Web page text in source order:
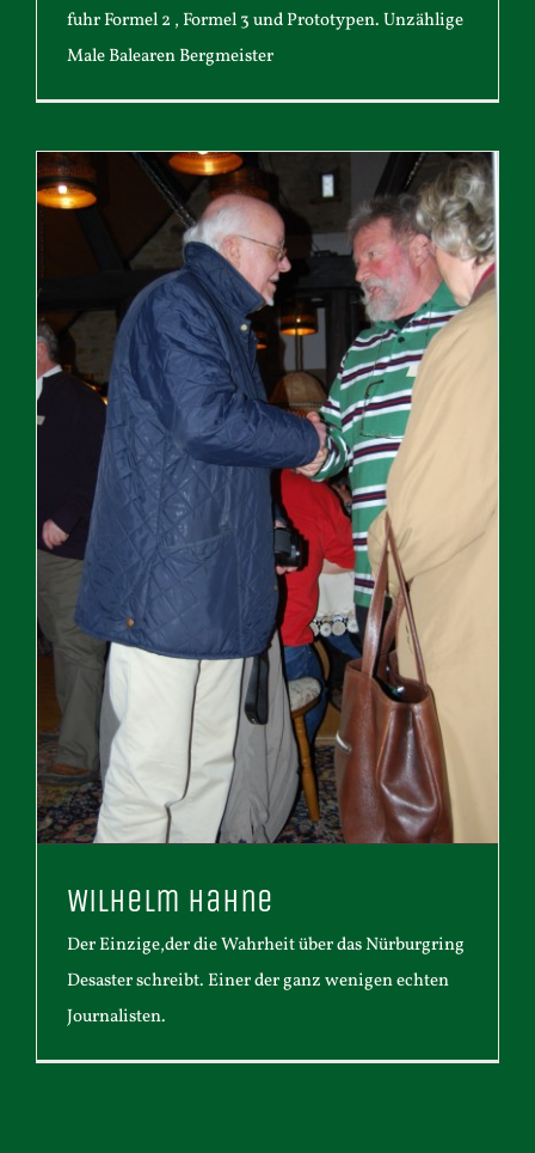
fuhr Formel 2 , Formel 3 und Prototypen. Unzählige
Male Balearen Bergmeister
Wilhelm Hahne
Der Einzige,der die Wahrheit über das Nürburgring
Desaster schreibt. Einer der ganz wenigen echten
Journalisten.